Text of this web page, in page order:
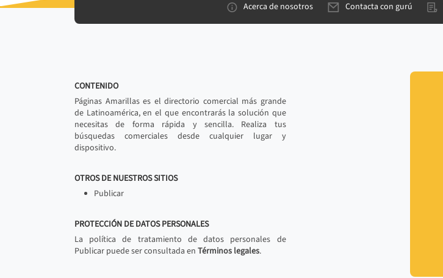
Acerca de nosotros Contacta con gurú
CONTENIDO
Páginas Amarillas es el directorio comercial más grande
de Latinoamérica, en el que encontrarás la solución que
necesitas de forma rápida y sencilla. Realiza tus
búsquedas comerciales desde cualquier lugar y
dispositivo.
OTROS DE NUESTROS SITIOS
Publicar
PROTECCIÓN DE DATOS PERSONALES
La política de tratamiento de datos personales de
Publicar puede ser consultada en Términos legales.